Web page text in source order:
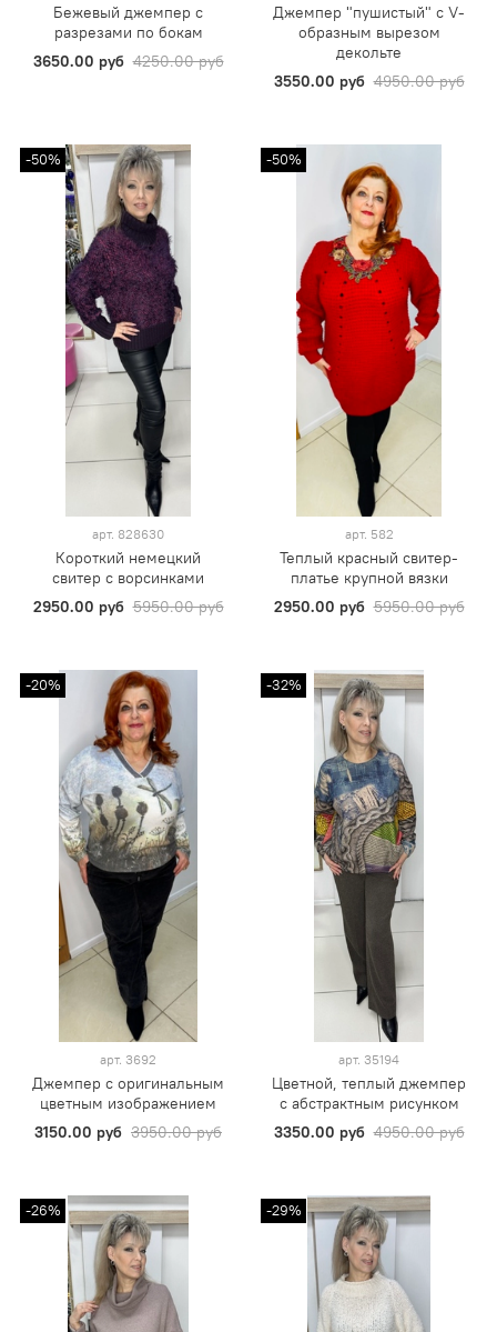
Бежевый джемпер с
разрезами по бокам
3650.00 руб 4250.00 руб
Джемпер "пушистый" с V-
образным вырезом
декольте
3550.00 руб 4950.00 руб
-50%
арт. 828630
Короткий немецкий
свитер с ворсинками
2950.00 руб 5950.00 руб
-50%
арт. 582
Теплый красный свитер-
платье крупной вязки
2950.00 руб 5950.00 руб
-20%
арт. 3692
Джемпер с оригинальным
цветным изображением
3150.00 руб 3950.00 руб
-32%
арт. 35194
Цветной, теплый джемпер
с абстрактным рисунком
3350.00 руб 4950.00 руб
-26% -29%